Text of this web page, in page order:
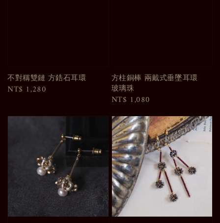
不對稱雙鏈 方鋯石耳環
Regular
NT$ 1,280
方柱銅棒 兩戴式垂墜耳環
玻璃珠
Regular
NT$ 1,080